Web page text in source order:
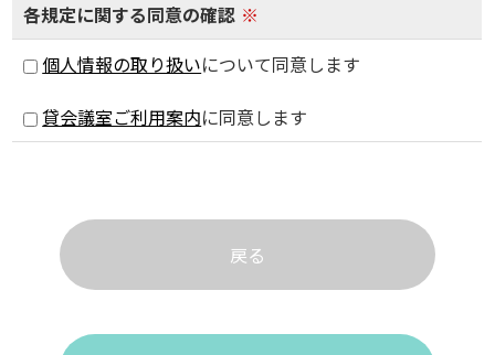
各規定に関する同意の確認 ※
個人情報の取り扱いについて同意します
貸会議室ご利用案内に同意します
戻る